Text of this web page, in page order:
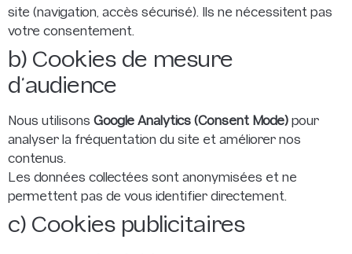
site (navigation, accès sécurisé). Ils ne nécessitent pas
votre consentement.
b) Cookies de mesure
d’audience
Nous utilisons Google Analytics (Consent Mode) pour
analyser la fréquentation du site et améliorer nos
contenus.
Les données collectées sont anonymisées et ne
permettent pas de vous identifier directement.
c) Cookies publicitaires